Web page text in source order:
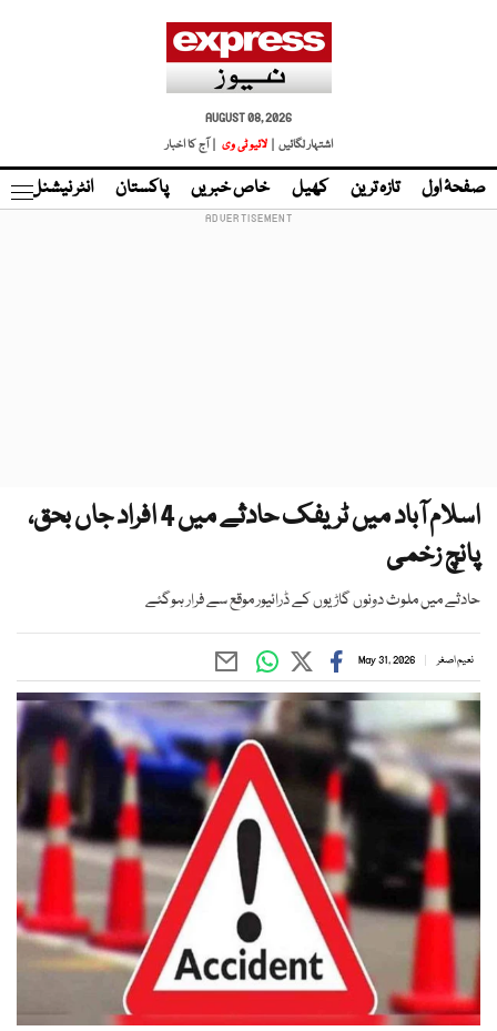
AUGUST 08, 2026
اشتہار لگائیں |
لائیو ٹی وی | آج کا اخبار
صفحۂ اول تازہ ترین کھیل خاص خبریں پاکستان انٹر نیشنل
اسلام آباد میں ٹریفک حادثے میں 4 افراد جاں بحق،
پانچ زخمی
حادثے میں ملوث دونوں گاڑیوں کے ڈرائیور موقع سے فرار ہوگئے
نعیم اصغر May 31, 2026